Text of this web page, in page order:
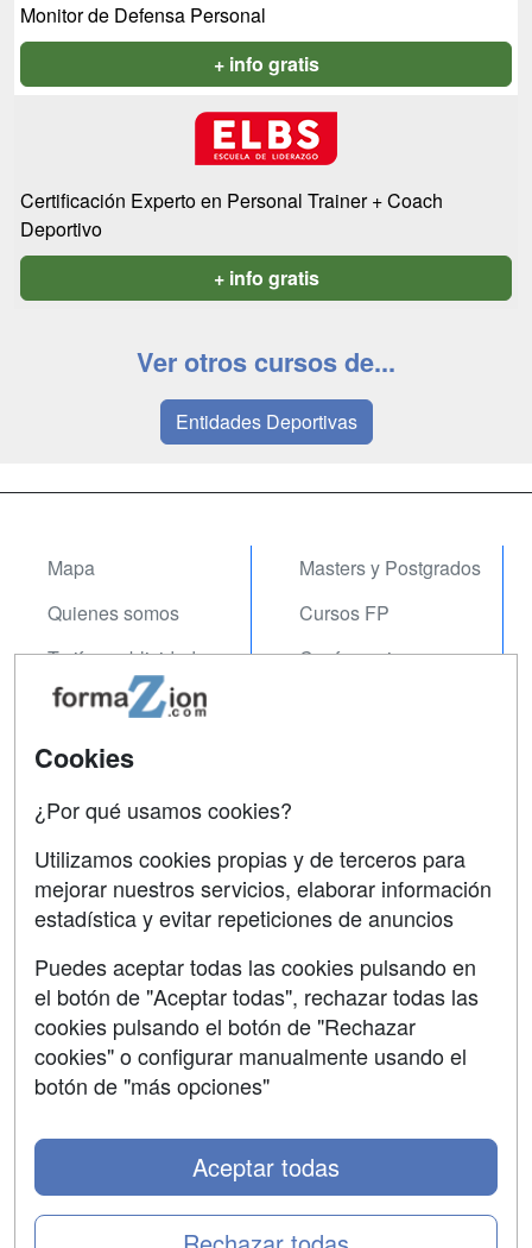
Monitor de Defensa Personal
+ info gratis
Certificación Experto en Personal Trainer + Coach
Deportivo
+ info gratis
Ver otros cursos de...
Entidades Deportivas
Mapa
Quienes somos
Tarifas publicidad
Acceso Usuarios
Acceso Centros
Masters y Postgrados
Cursos FP
Conferencias
Contactar
Confidencialidad
Aviso legal
Copyleft
Cookies
¿Por qué usamos cookies?
Utilizamos cookies propias y de terceros para
mejorar nuestros servicios, elaborar información
estadística y evitar repeticiones de anuncios
Puedes aceptar todas las cookies pulsando en
el botón de "Aceptar todas", rechazar todas las
cookies pulsando el botón de "Rechazar
cookies" o configurar manualmente usando el
botón de "más opciones"
Aceptar todas